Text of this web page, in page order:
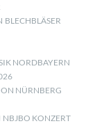
BLECHBLÄSER
NORDBAYERN
NÜRNBERG
NBJBO KONZERT